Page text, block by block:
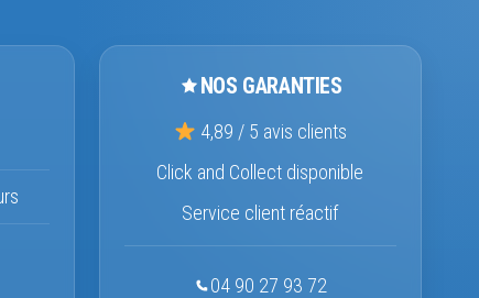
NOS GARANTIES
4,89 / 5 avis clients
Click and Collect disponible
Service client réactif
04 90 27 93 72